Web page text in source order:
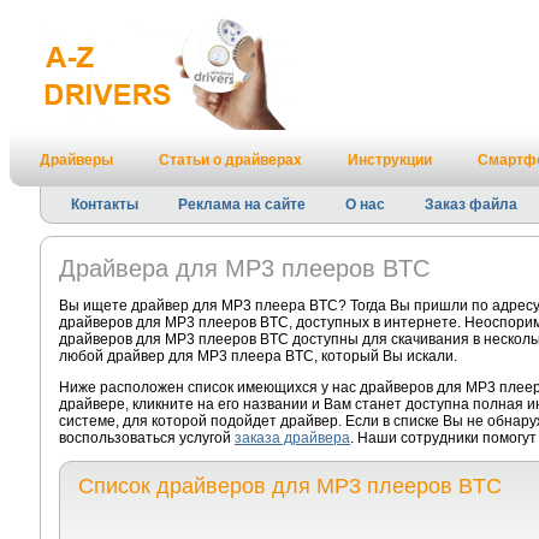
Драйверы Статьи о драйверах Инструкции
Контакты Реклама на сайте О нас Заказ файла
Драйвера для MP3 плееров BTC
Вы ищете драйвер для MP3 плеера BTC? Тогда Вы пришли по
драйверов для MP3 плееров BTC, доступных в интернете.
драйверов для MP3 плееров BTC доступны для скачивания в
любой драйвер для MP3 плеера BTC, который Вы искали.
Ниже расположен список имеющихся у нас драйверов для MP3
драйвере, кликните на его названии и Вам станет доступна
системе, для которой подойдет драйвер. Если в списке Вы не
воспользоваться услугой заказа драйвера. Наши сотрудники
Список драйверов для MP3 плееров BTC